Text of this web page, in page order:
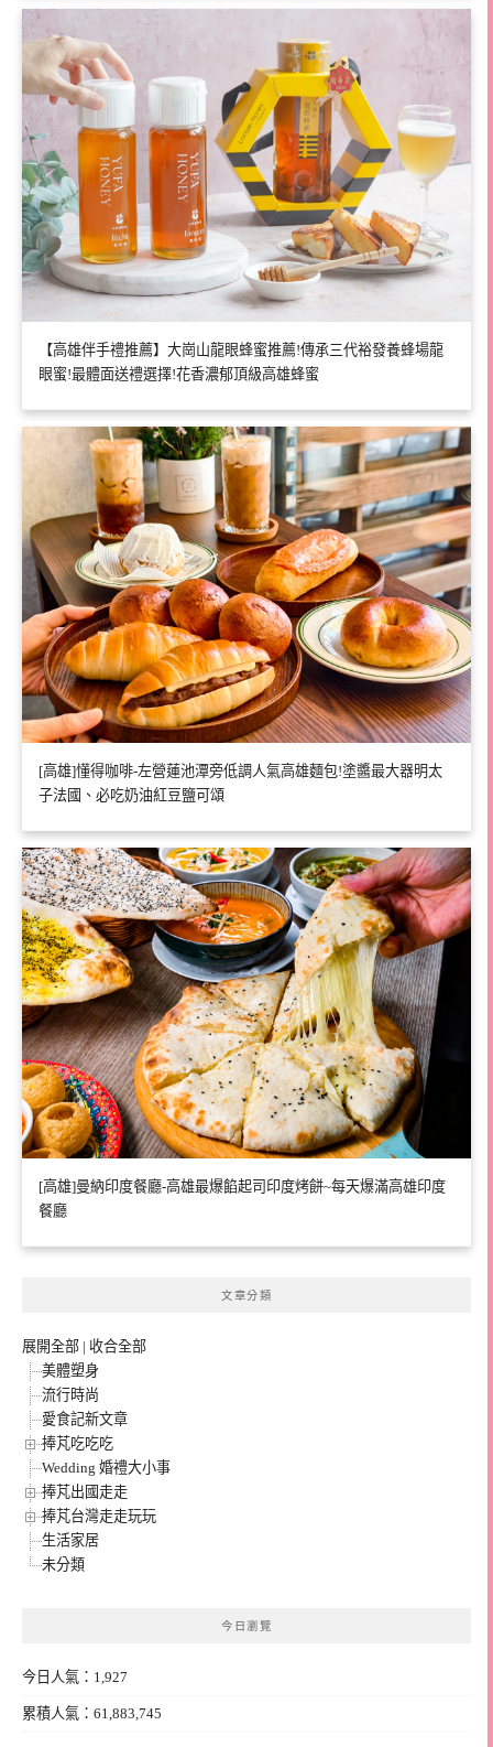
【高雄伴手禮推薦】大崗山龍眼蜂蜜推薦!傳承三代裕發養蜂場龍
眼蜜!最體面送禮選擇!花香濃郁頂級高雄蜂蜜
[高雄]懂得咖啡-左營蓮池潭旁低調人氣高雄麵包!塗醬最大器明太
子法國、必吃奶油紅豆鹽可頌
[高雄]曼納印度餐廳-高雄最爆餡起司印度烤餅~每天爆滿高雄印度
餐廳
文章分類
展開全部 | 收合全部
美體塑身
流行時尚
愛食記新文章
捧芃吃吃吃
Wedding 婚禮大小事
捧芃出國走走
捧芃台灣走走玩玩
生活家居
未分類
今日瀏覽
今日人氣：1,927
累積人氣：61,883,745